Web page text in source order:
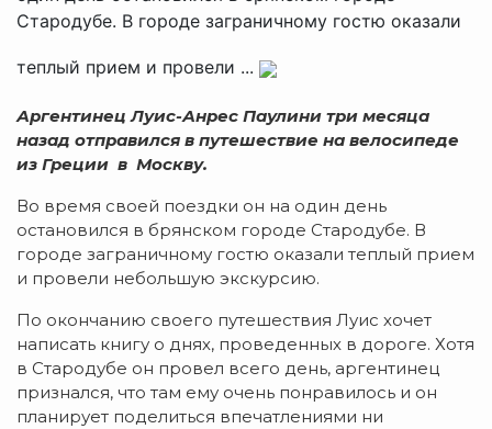
Стародубе. В городе заграничному гостю оказали
теплый прием и провели ...
Аргентинец Луис-Анрес Паулини три месяца
назад отправился в путешествие на велосипеде
из Греции в Москву.
Во время своей поездки он на один день
остановился в брянском городе Стародубе. В
городе заграничному гостю оказали теплый прием
и провели небольшую экскурсию.
По окончанию своего путешествия Луис хочет
написать книгу о днях, проведенных в дороге. Хотя
в Стародубе он провел всего день, аргентинец
признался, что там ему очень понравилось и он
планирует поделиться впечатлениями ни